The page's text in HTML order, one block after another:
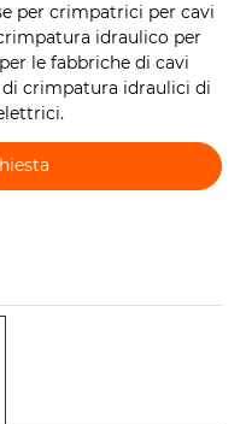
per crimpatrici per cavi
idraulico per
le fabbriche di cavi
crimpatura idraulici di